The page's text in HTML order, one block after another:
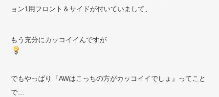
ョン1用フロント＆サイドが付いていまして、
もう充分にカッコイイんですが
でもやっぱり『AWはこっちの方がカッコイイでしょ』ってこと
で…